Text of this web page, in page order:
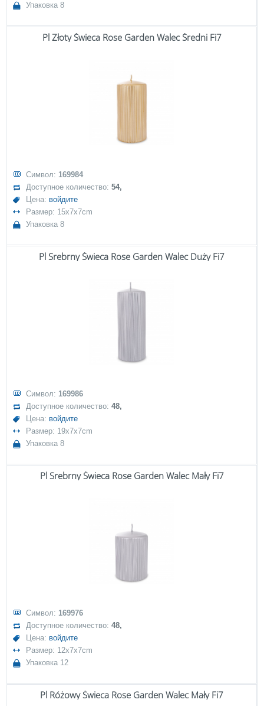
Упаковка 8
Pl Złoty Świeca Rose Garden Walec Średni Fi7
Символ: 169984
Доступное количество:54,
Цена: войдите
Размер: 15x7x7cm
Упаковка 8
Pl Srebrny Świeca Rose Garden Walec Duży Fi7
Символ: 169986
Доступное количество:48,
Цена: войдите
Размер: 19x7x7cm
Упаковка 8
Pl Srebrny Świeca Rose Garden Walec Mały Fi7
Символ: 169976
Доступное количество:48,
Цена: войдите
Размер: 12x7x7cm
Упаковка 12
Pl Różowy Świeca Rose Garden Walec Mały Fi7